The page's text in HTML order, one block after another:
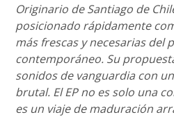
Originario de Santiago de
posicionado rápidamente
más frescas y necesarias del
contemporáneo. Su
sonidos de vanguardia con
brutal. El EP no es solo una
es un viaje de maduración